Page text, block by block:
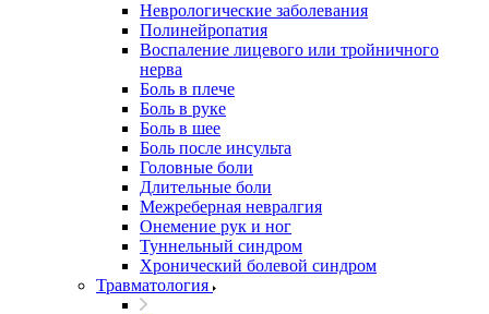
Неврологические заболевания
Полинейропатия
Воспаление лицевого или тройничного
нерва
Боль в плече
Боль в руке
Боль в шее
Боль после инсульта
Головные боли
Длительные боли
Межреберная невралгия
Онемение рук и ног
Туннельный синдром
Хронический болевой синдром
Травматология